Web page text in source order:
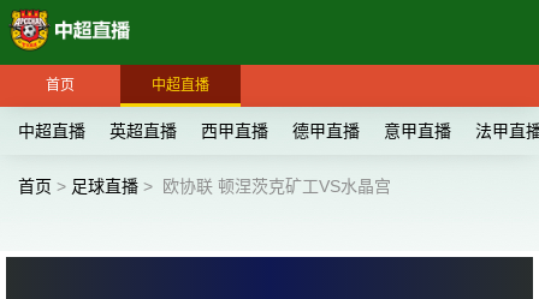
首页 中超直播
中超直播 英超直播 西甲直播 德甲直播 意甲直播 法甲直
首页 > 足球直播 > 欧协联 顿涅茨克矿工VS水晶宫